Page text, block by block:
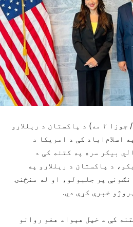
تاند (شنبه، د غبرګولي/ جوزا ۲ مه) د پاکستان د رېللارو
اسلام‌اباد کې د امریکا د
بیکر سره په کتنه کې د
د پاکستان د رېللارو په
پر جلبولو، او له منځنۍ
خبرې کړې دي.
کې د خپل هېواد هغو روانو